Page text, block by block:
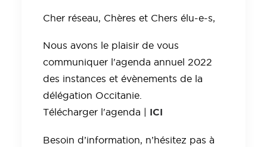
Cher réseau, Chères et Chers élu-e-s,
Nous avons le plaisir de vous
communiquer l'agenda annuel 2022
des instances et évènements de la
délégation Occitanie.
Télécharger l'agenda | ICI
Besoin d’information, n’hésitez pas à